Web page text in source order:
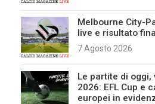
Melbourne City-
live e risultato
7 Agosto 2026
Le partite di
2026: EFL Cup e
europei in